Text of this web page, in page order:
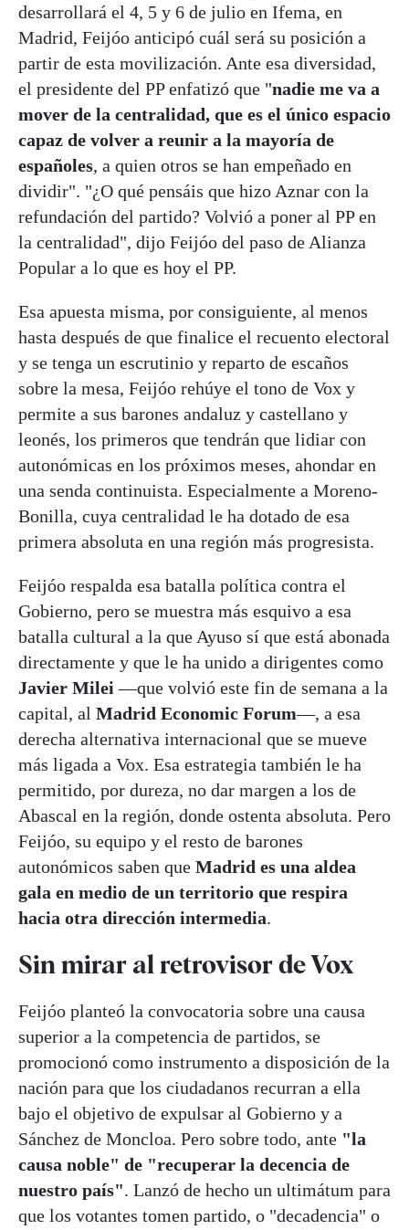
desarrollará el 4, 5 y 6 de julio en Ifema, en
Madrid, Feijóo anticipó cuál será su posición a
partir de esta movilización. Ante esa diversidad,
el presidente del PP enfatizó que "nadie me va a
mover de la centralidad, que es el único espacio
capaz de volver a reunir a la mayoría de
españoles, a quien otros se han empeñado en
dividir". "¿O qué pensáis que hizo Aznar con la
refundación del partido? Volvió a poner al PP en
la centralidad", dijo Feijóo del paso de Alianza
Popular a lo que es hoy el PP.
Esa apuesta misma, por consiguiente, al menos
hasta después de que finalice el recuento electoral
y se tenga un escrutinio y reparto de escaños
sobre la mesa, Feijóo rehúye el tono de Vox y
permite a sus barones andaluz y castellano y
leonés, los primeros que tendrán que lidiar con
autonómicas en los próximos meses, ahondar en
una senda continuista. Especialmente a Moreno-
Bonilla, cuya centralidad le ha dotado de esa
primera absoluta en una región más progresista.
Feijóo respalda esa batalla política contra el
Gobierno, pero se muestra más esquivo a esa
batalla cultural a la que Ayuso sí que está abonada
directamente y que le ha unido a dirigentes como
Javier Milei —que volvió este fin de semana a la
capital, al Madrid Economic Forum—, a esa
derecha alternativa internacional que se mueve
más ligada a Vox. Esa estrategia también le ha
permitido, por dureza, no dar margen a los de
Abascal en la región, donde ostenta absoluta. Pero
Feijóo, su equipo y el resto de barones
autonómicos saben que Madrid es una aldea
gala en medio de un territorio que respira
hacia otra dirección intermedia.
Sin mirar al retrovisor de Vox
Feijóo planteó la convocatoria sobre una causa
superior a la competencia de partidos, se
promocionó como instrumento a disposición de la
nación para que los ciudadanos recurran a ella
bajo el objetivo de expulsar al Gobierno y a
Sánchez de Moncloa. Pero sobre todo, ante "la
causa noble" de "recuperar la decencia de
nuestro país". Lanzó de hecho un ultimátum para
que los votantes tomen partido, o "decadencia" o